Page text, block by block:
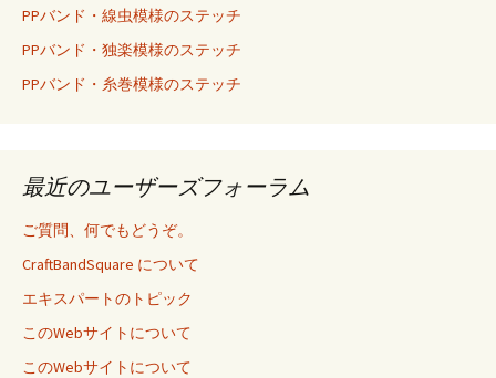
PPバンド・線虫模様のステッチ
PPバンド・独楽模様のステッチ
PPバンド・糸巻模様のステッチ
最近のユーザーズフォーラム
ご質問、何でもどうぞ。
CraftBandSquare について
エキスパートのトピック
このWebサイトについて
このWebサイトについて